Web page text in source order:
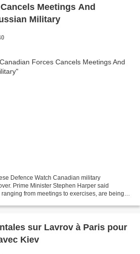
Meetings And
Military
Defence Watch Canadian military
Prime Minister Stephen Harper said
from meetings to exercises, are being
sur Lavrov à Paris pour
Kiev